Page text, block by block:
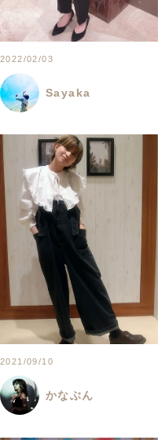
2022/02/03
Sayaka
2021/09/10
かなぶん